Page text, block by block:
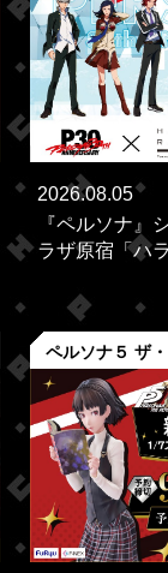
2026.08.05
『ペルソナ』
ラザ原宿「ハ
ペルソナ５ ザ